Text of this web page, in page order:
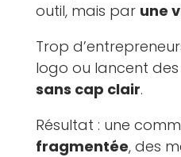
outil, mais par une
Trop
logo ou lancent
sans cap clair.
Résultat : une
fragmentée, des